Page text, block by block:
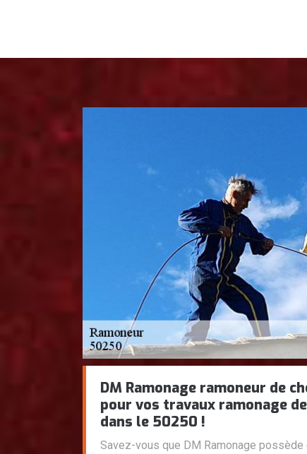
DM Ramonage ramoneur de
pour vos travaux ramonage
dans le 50250 !
Savez-vous que DM Ramonage